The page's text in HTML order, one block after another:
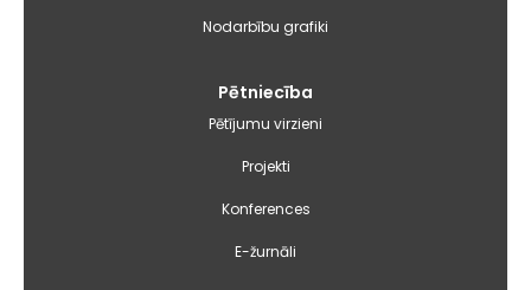
Nodarbību grafiki
Pētniecība
Pētījumu virzieni
Projekti
Konferences
E-žurnāli